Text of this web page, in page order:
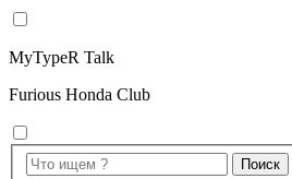
MyTypeR Talk
Furious Honda Club
Поиск